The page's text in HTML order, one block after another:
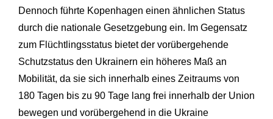
Dennoch führte Kopenhagen einen ähnlichen Status
durch die nationale Gesetzgebung ein. Im Gegensatz
zum Flüchtlingsstatus bietet der vorübergehende
Schutzstatus den Ukrainern ein höheres Maß an
Mobilität, da sie sich innerhalb eines Zeitraums von
180 Tagen bis zu 90 Tage lang frei innerhalb der Union
bewegen und vorübergehend in die Ukraine